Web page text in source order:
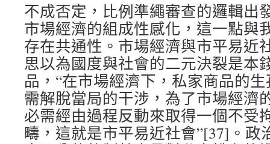
不成否定，比例準繩審查的邏輯出
市場經濟的組成性感化，這一點與
存在共通性。市場經濟與市平易近
思以為國度與社會的二元決裂是本
品，“在市場經濟下，私家商品的
需解脫當局的干涉，為了市場經濟
必需經由過程反動來取得一個不受
疇，這就是市平易近社會”[37]。政